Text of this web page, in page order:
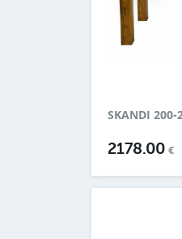
SKANDI
2178.00€